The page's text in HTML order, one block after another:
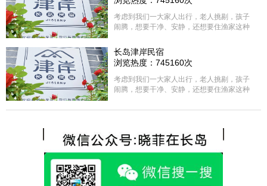
考虑到我们一大家人出行，老人挑剔，孩子
闹腾，想要干净、安静，还想要住渔家这种
选择津岸民宿，实际体验客房很干净，饭菜
方面家里老人也很满意，整体饭菜给搭配的
很好，每顿饭也不重样的，海鲜确实是非常
的新鲜呢，另外值得一提的是，他家的海菜
包子非常好吃。 其实长岛可选的酒店、民宿
各不相同，可以根据自己的喜好选择。非常
热情，能根据我提出的需求来安排房间，这
点很好。
长岛津岸民宿
浏览热度：745160次
考虑到我们一大家人出行，老人挑剔，孩子
闹腾，想要干净、安静，还想要住渔家这种
选择津岸民宿，实际体验客房很干净，饭菜
很好，每顿饭也不重样的，海鲜确实是非常
的新鲜呢，另外值得一提的是，他家的海菜
包子非常好吃。 其实长岛可选的酒店、民宿
各不相同，可以根据自己的喜好选择。非常
推荐津岸民宿，关键是老板娘晓菲很细心、